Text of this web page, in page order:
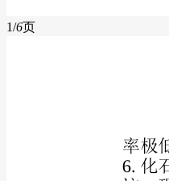
1/6页